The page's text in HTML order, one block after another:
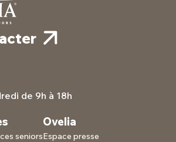
de 9h à 18h
seniors
Ovelia
Espace presse